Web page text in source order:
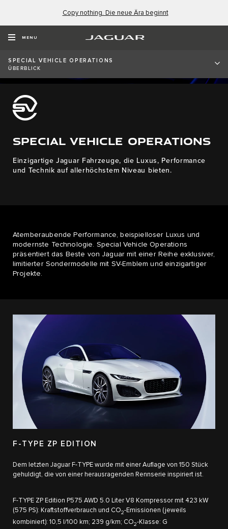
Copy nothing. Die neue Ära beginnt
MENU
SPECIAL VEHICLE OPERATIONS
ÜBERBLICK
SPECIAL VEHICLE OPERATIONS
Einzigartige Jaguar Fahrzeuge, die Luxus, Performance
und Technik auf allerhöchstem Niveau bieten.
Atemberaubende Performance, beispielloser Luxus und
modernste Technologie. Special Vehicle Operations
präsentiert das Beste von Jaguar mit einer Reihe exklusiver,
limitierter Sondermodelle mit SV-Emblem und einzigartiger
Projekte.
F-TYPE ZP EDITION
Dem letzten Jaguar F-TYPE wurde mit einer Auflage von 150 Stück
gehuldigt, die von einer herausragenden Rennserie inspiriert ist.
F-TYPE ZP Edition P575 AWD 5.0 Liter V8 Kompressor mit 423 kW
(575 PS): Kraftstoffverbrauch und CO2-Emissionen (jeweils
kombiniert): 10,5 l/100 km; 239 g/km; CO2-Klasse: G